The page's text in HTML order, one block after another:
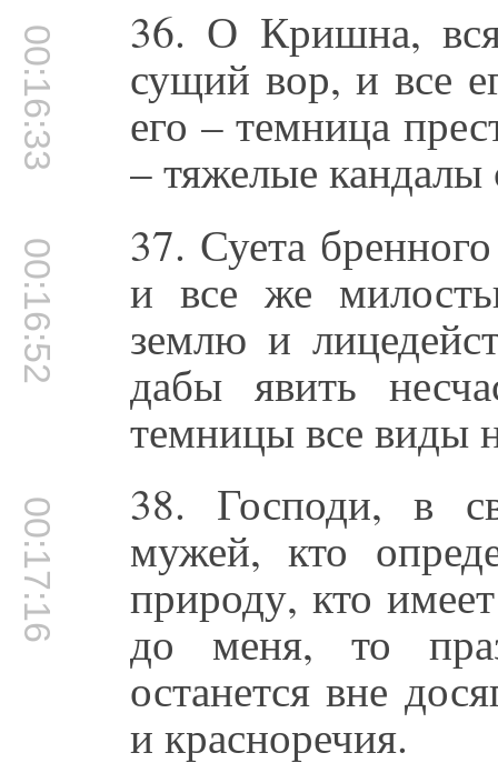
00:16:33 36. О Кришна,
сущий вор, и все
его – темница
– тяжелые кандалы
00:16:52 37. Суета
и все же
землю и
дабы явить
темницы все виды
00:17:16 38. Господи, в
мужей, кто
природу, кто
до меня, то
останется вне
и красноречия.